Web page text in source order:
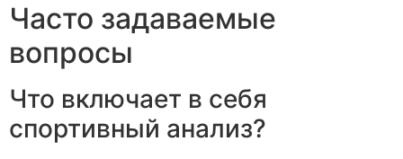
Часто задаваемые
вопросы
Что включает в себя
спортивный анализ?